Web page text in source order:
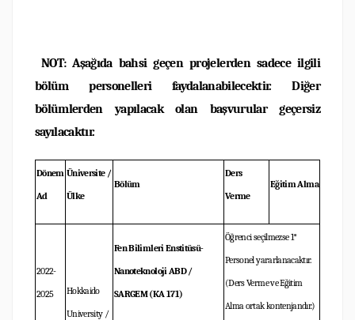
NOT: Aşağıda bahsi geçen projelerden sadece ilgili
bölüm personelleri faydalanabilecektir. Diğer
bölümlerden yapılacak olan başvurular geçersiz
sayılacaktır.
Dönem
Ad
Üniversite /
Ülke
Bölüm
Ders
Verme
Eğitim Alma
2022-
2025 Hokkaido
University /
Fen Bilimleri Enstitüsü-
Nanoteknoloji ABD /
SARGEM (KA 171)
Öğrenci seçilmezse 1*
Personel yararlanacaktır.
(Ders Verme ve Eğitim
Alma ortak kontenjandır.)